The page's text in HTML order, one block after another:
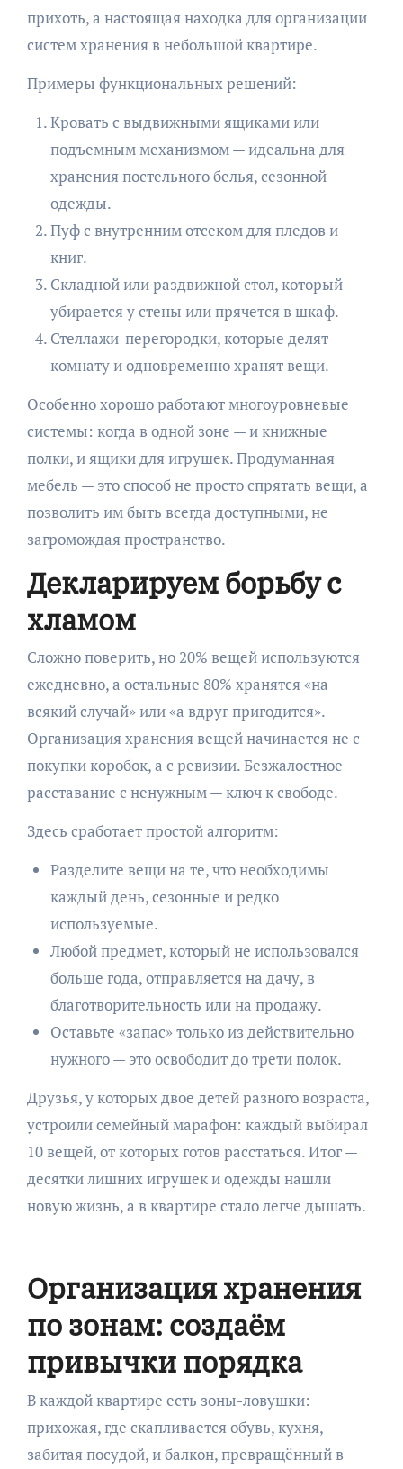
прихоть, а настоящая находка для организации
систем хранения в небольшой квартире.
Примеры функциональных решений:
Кровать с выдвижными ящиками или
подъемным механизмом — идеальна для
хранения постельного белья, сезонной
одежды.
Пуф с внутренним отсеком для пледов и
книг.
Складной или раздвижной стол, который
убирается у стены или прячется в шкаф.
Стеллажи-перегородки, которые делят
комнату и одновременно хранят вещи.
Особенно хорошо работают многоуровневые
системы: когда в одной зоне — и книжные
полки, и ящики для игрушек. Продуманная
мебель — это способ не просто спрятать вещи, а
позволить им быть всегда доступными, не
загромождая пространство.
Декларируем борьбу с
хламом
Сложно поверить, но 20% вещей используются
ежедневно, а остальные 80% хранятся «на
всякий случай» или «а вдруг пригодится».
Организация хранения вещей начинается не с
покупки коробок, а с ревизии. Безжалостное
расставание с ненужным — ключ к свободе.
Здесь сработает простой алгоритм:
Разделите вещи на те, что необходимы
каждый день, сезонные и редко
используемые.
Любой предмет, который не использовался
больше года, отправляется на дачу, в
благотворительность или на продажу.
Оставьте «запас» только из действительно
нужного — это освободит до трети полок.
Друзья, у которых двое детей разного возраста,
устроили семейный марафон: каждый выбирал
10 вещей, от которых готов расстаться. Итог —
десятки лишних игрушек и одежды нашли
новую жизнь, а в квартире стало легче дышать.
Организация хранения
по зонам: создаём
привычки порядка
В каждой квартире есть зоны-ловушки:
прихожая, где скапливается обувь, кухня,
забитая посудой, и балкон, превращённый в